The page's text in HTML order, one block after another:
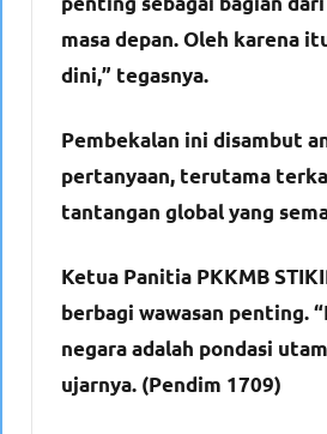
masa depan. Oleh karena
dini,” tegasnya.
Pembekalan ini disambut
pertanyaan, terutama
tantangan global yang
Ketua Panitia PKKMB
berbagi wawasan penting.
negara adalah pondasi
ujarnya. (Pendim 1709)